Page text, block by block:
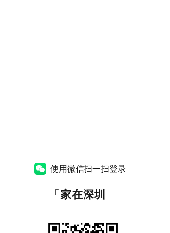
使用微信扫一扫登录
「家在深圳 」